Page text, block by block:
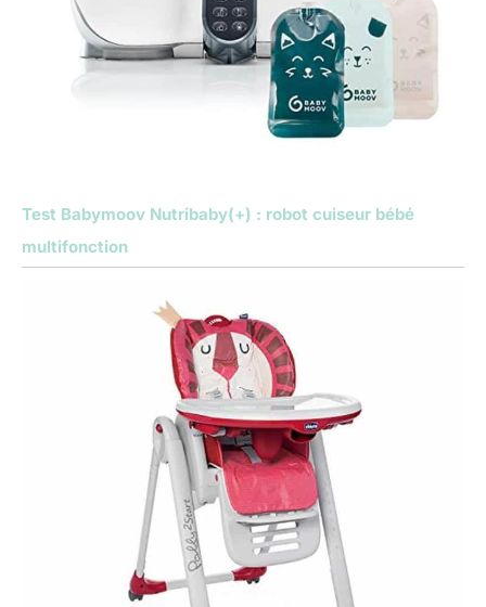
Test Babymoov Nutribaby(+) : robot cuiseur bébé
multifonction